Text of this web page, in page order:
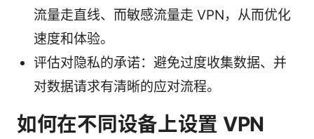
流量走直线、而敏感流量走 VPN，从而优化
速度和体验。
评估对隐私的承诺：避免过度收集数据、并
对数据请求有清晰的应对流程。
如何在不同设备上设置 VPN